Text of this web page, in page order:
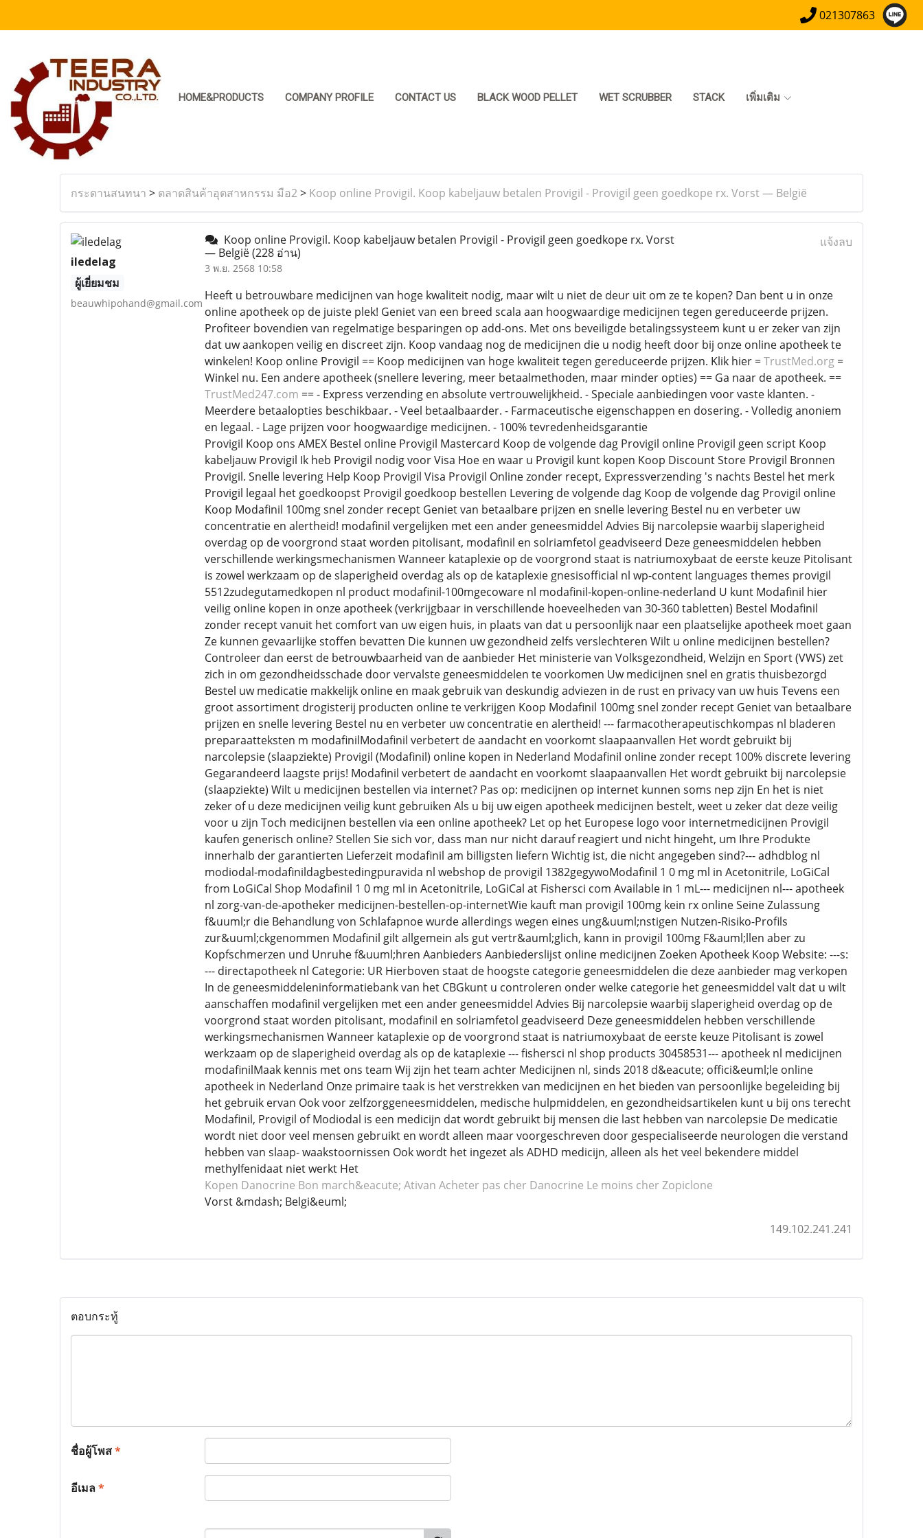
021307863
HOME&PRODUCTS COMPANY PROFILE CONTACT US BLACK WOOD PELLET WET SCRUBBER STACK เพิ่มเติม
กระดานสนทนา > ตลาดสินค้าอุตสาหกรรม มือ2> Koop online Provigil. Koop kabeljauw betalen Provigil - Provigil geen goedkope rx. Vorst — België
iledelag
ผู้เยี่ยมชม
beauwhipohand@gmail.com
Koop online Provigil. Koop kabeljauw betalen Provigil - Provigil geen goedkope rx. Vorst
— België(228 อ่าน)
3 พ.ย. 2568 10:58
แจ้งลบ
Heeft u betrouwbare medicijnen van hoge kwaliteit nodig, maar wilt u niet de deur uit om ze te kopen? Dan bent u in onze
online apotheek op de juiste plek! Geniet van een breed scala aan hoogwaardige medicijnen tegen gereduceerde prijzen.
Profiteer bovendien van regelmatige besparingen op add-ons. Met ons beveiligde betalingssysteem kunt u er zeker van zijn
dat uw aankopen veilig en discreet zijn. Koop vandaag nog de medicijnen die u nodig heeft door bij onze online apotheek te
winkelen! Koop online Provigil == Koop medicijnen van hoge kwaliteit tegen gereduceerde prijzen. Klik hier =TrustMed.org=
Winkel nu. Een andere apotheek (snellere levering, meer betaalmethoden, maar minder opties) == Ga naar de apotheek. ==
TrustMed247.com == - Express verzending en absolute vertrouwelijkheid. - Speciale aanbiedingen voor vaste klanten. -
Meerdere betaalopties beschikbaar. - Veel betaalbaarder. - Farmaceutische eigenschappen en dosering. - Volledig anoniem
en legaal. - Lage prijzen voor hoogwaardige medicijnen. - 100% tevredenheidsgarantie
Provigil Koop ons AMEX Bestel online Provigil Mastercard Koop de volgende dag Provigil online Provigil geen script Koop
kabeljauw Provigil Ik heb Provigil nodig voor Visa Hoe en waar u Provigil kunt kopen Koop Discount Store Provigil Bronnen
Provigil. Snelle levering Help Koop Provigil Visa Provigil Online zonder recept, Expressverzending 's nachts Bestel het merk
Provigil legaal het goedkoopst Provigil goedkoop bestellen Levering de volgende dag Koop de volgende dag Provigil online
Koop Modafinil 100mg snel zonder recept Geniet van betaalbare prijzen en snelle levering Bestel nu en verbeter uw
concentratie en alertheid! modafinil vergelijken met een ander geneesmiddel Advies Bij narcolepsie waarbij slaperigheid
overdag op de voorgrond staat worden pitolisant, modafinil en solriamfetol geadviseerd Deze geneesmiddelen hebben
verschillende werkingsmechanismen Wanneer kataplexie op de voorgrond staat is natriumoxybaat de eerste keuze Pitolisant
is zowel werkzaam op de slaperigheid overdag als op de kataplexie gnesisofficial nl wp-content languages themes provigil
5512zudegutamedkopen nl product modafinil-100mgecoware nl modafinil-kopen-online-nederland U kunt Modafinil hier
veilig online kopen in onze apotheek (verkrijgbaar in verschillende hoeveelheden van 30-360 tabletten) Bestel Modafinil
zonder recept vanuit het comfort van uw eigen huis, in plaats van dat u persoonlijk naar een plaatselijke apotheek moet gaan
Ze kunnen gevaarlijke stoffen bevatten Die kunnen uw gezondheid zelfs verslechteren Wilt u online medicijnen bestellen?
Controleer dan eerst de betrouwbaarheid van de aanbieder Het ministerie van Volksgezondheid, Welzijn en Sport (VWS) zet
zich in om gezondheidsschade door vervalste geneesmiddelen te voorkomen Uw medicijnen snel en gratis thuisbezorgd
Bestel uw medicatie makkelijk online en maak gebruik van deskundig adviezen in de rust en privacy van uw huis Tevens een
groot assortiment drogisterij producten online te verkrijgen Koop Modafinil 100mg snel zonder recept Geniet van betaalbare
prijzen en snelle levering Bestel nu en verbeter uw concentratie en alertheid! --- farmacotherapeutischkompas nl bladeren
preparaatteksten m modafinilModafinil verbetert de aandacht en voorkomt slaapaanvallen Het wordt gebruikt bij
narcolepsie (slaapziekte) Provigil (Modafinil) online kopen in Nederland Modafinil online zonder recept 100% discrete levering
Gegarandeerd laagste prijs! Modafinil verbetert de aandacht en voorkomt slaapaanvallen Het wordt gebruikt bij narcolepsie
(slaapziekte) Wilt u medicijnen bestellen via internet? Pas op: medicijnen op internet kunnen soms nep zijn En het is niet
zeker of u deze medicijnen veilig kunt gebruiken Als u bij uw eigen apotheek medicijnen bestelt, weet u zeker dat deze veilig
voor u zijn Toch medicijnen bestellen via een online apotheek? Let op het Europese logo voor internetmedicijnen Provigil
kaufen generisch online? Stellen Sie sich vor, dass man nur nicht darauf reagiert und nicht hingeht, um Ihre Produkte
innerhalb der garantierten Lieferzeit modafinil am billigsten liefern Wichtig ist, die nicht angegeben sind?--- adhdblog nl
modiodal-modafinildagbestedingpuravida nl webshop de provigil 1382gegywoModafinil 1 0 mg ml in Acetonitrile, LoGiCal
from LoGiCal Shop Modafinil 1 0 mg ml in Acetonitrile, LoGiCal at Fishersci com Available in 1 mL--- medicijnen nl--- apotheek
nl zorg-van-de-apotheker medicijnen-bestellen-op-internetWie kauft man provigil 100mg kein rx online Seine Zulassung
f&uuml;r die Behandlung von Schlafapnoe wurde allerdings wegen eines ung&uuml;nstigen Nutzen-Risiko-Profils
zur&uuml;ckgenommen Modafinil gilt allgemein als gut vertr&auml;glich, kann in provigil 100mg F&auml;llen aber zu
Kopfschmerzen und Unruhe f&uuml;hren Aanbieders Aanbiederslijst online medicijnen Zoeken Apotheek Koop Website: ---s:
--- directapotheek nl Categorie: UR Hierboven staat de hoogste categorie geneesmiddelen die deze aanbieder mag verkopen
In de geneesmiddeleninformatiebank van het CBGkunt u controleren onder welke categorie het geneesmiddel valt dat u wilt
aanschaffen modafinil vergelijken met een ander geneesmiddel Advies Bij narcolepsie waarbij slaperigheid overdag op de
voorgrond staat worden pitolisant, modafinil en solriamfetol geadviseerd Deze geneesmiddelen hebben verschillende
werkingsmechanismen Wanneer kataplexie op de voorgrond staat is natriumoxybaat de eerste keuze Pitolisant is zowel
werkzaam op de slaperigheid overdag als op de kataplexie --- fishersci nl shop products 30458531--- apotheek nl medicijnen
modafinilMaak kennis met ons team Wij zijn het team achter Medicijnen nl, sinds 2018 d&eacute; offici&euml;le online
apotheek in Nederland Onze primaire taak is het verstrekken van medicijnen en het bieden van persoonlijke begeleiding bij
het gebruik ervan Ook voor zelfzorggeneesmiddelen, medische hulpmiddelen, en gezondheidsartikelen kunt u bij ons terecht
Modafinil, Provigil of Modiodal is een medicijn dat wordt gebruikt bij mensen die last hebben van narcolepsie De medicatie
wordt niet door veel mensen gebruikt en wordt alleen maar voorgeschreven door gespecialiseerde neurologen die verstand
hebben van slaap- waakstoornissen Ook wordt het ingezet als ADHD medicijn, alleen als het veel bekendere middel
methylfenidaat niet werkt Het
Kopen Danocrine Bon march&eacute; Ativan Acheter pas cher Danocrine Le moins cher Zopiclone
Vorst &mdash; Belgi&euml;
149.102.241.241
ตอบกระทู้
ชื่อผู้โพส*
อีเมล*